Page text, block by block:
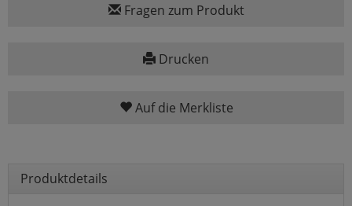
Fragen zum Produkt
Drucken
Auf die Merkliste
Produktdetails